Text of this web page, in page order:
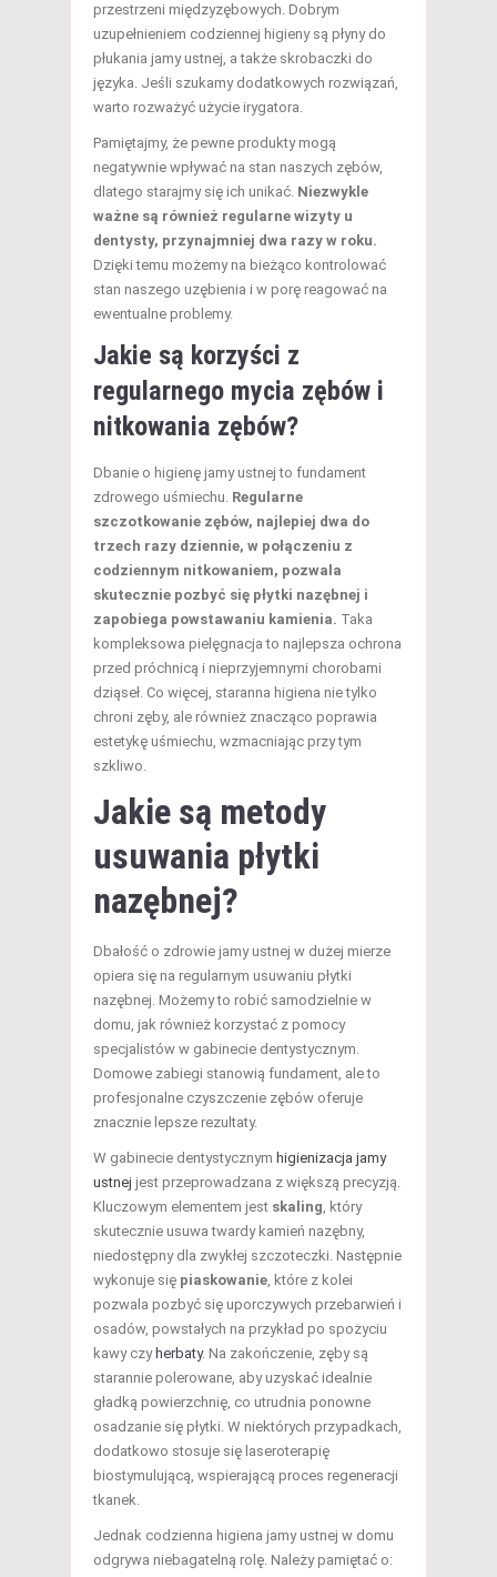
przestrzeni międzyzębowych. Dobrym
uzupełnieniem codziennej higieny są płyny do
płukania jamy ustnej, a także skrobaczki do
języka. Jeśli szukamy dodatkowych rozwiązań,
warto rozważyć użycie irygatora.
Pamiętajmy, że pewne produkty mogą
negatywnie wpływać na stan naszych zębów,
dlatego starajmy się ich unikać. Niezwykle
ważne są również regularne wizyty u
dentysty, przynajmniej dwa razy w roku.
Dzięki temu możemy na bieżąco kontrolować
stan naszego uzębienia i w porę reagować na
ewentualne problemy.
Jakie są korzyści z
regularnego mycia zębów i
nitkowania zębów?
Dbanie o higienę jamy ustnej to fundament
zdrowego uśmiechu. Regularne
szczotkowanie zębów, najlepiej dwa do
trzech razy dziennie, w połączeniu z
codziennym nitkowaniem, pozwala
skutecznie pozbyć się płytki nazębnej i
zapobiega powstawaniu kamienia. Taka
kompleksowa pielęgnacja to najlepsza ochrona
przed próchnicą i nieprzyjemnymi chorobami
dziąseł. Co więcej, staranna higiena nie tylko
chroni zęby, ale również znacząco poprawia
estetykę uśmiechu, wzmacniając przy tym
szkliwo.
Jakie są metody
usuwania płytki
nazębnej?
Dbałość o zdrowie jamy ustnej w dużej mierze
opiera się na regularnym usuwaniu płytki
nazębnej. Możemy to robić samodzielnie w
domu, jak również korzystać z pomocy
specjalistów w gabinecie dentystycznym.
Domowe zabiegi stanowią fundament, ale to
profesjonalne czyszczenie zębów oferuje
znacznie lepsze rezultaty.
W gabinecie dentystycznym higienizacja jamy
ustnej jest przeprowadzana z większą precyzją.
Kluczowym elementem jest skaling, który
skutecznie usuwa twardy kamień nazębny,
niedostępny dla zwykłej szczoteczki. Następnie
wykonuje się piaskowanie, które z kolei
pozwala pozbyć się uporczywych przebarwień i
osadów, powstałych na przykład po spożyciu
kawy czy herbaty. Na zakończenie, zęby są
starannie polerowane, aby uzyskać idealnie
gładką powierzchnię, co utrudnia ponowne
osadzanie się płytki. W niektórych przypadkach,
dodatkowo stosuje się laseroterapię
biostymulującą, wspierającą proces regeneracji
tkanek.
Jednak codzienna higiena jamy ustnej w domu
odgrywa niebagatelną rolę. Należy pamiętać o: